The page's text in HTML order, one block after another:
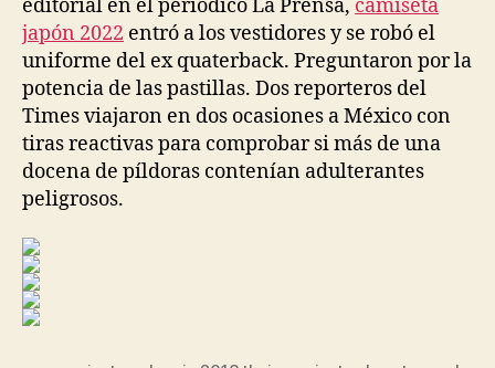
editorial en el periódico La Prensa, camiseta
japón 2022 entró a los vestidores y se robó el
uniforme del ex quaterback. Preguntaron por la
potencia de las pastillas. Dos reporteros del
Times viajaron en dos ocasiones a México con
tiras reactivas para comprobar si más de una
docena de píldoras contenían adulterantes
peligrosos.